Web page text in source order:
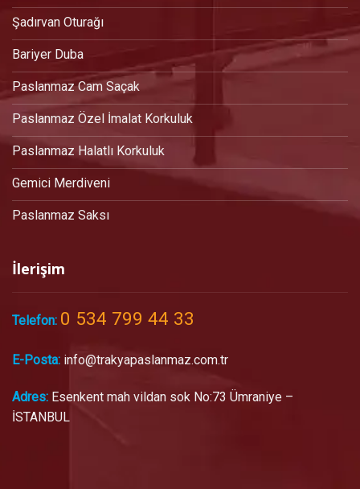
Şadırvan Oturağı
Bariyer Duba
Paslanmaz Cam Saçak
Paslanmaz Özel İmalat Korkuluk
Paslanmaz Halatlı Korkuluk
Gemici Merdiveni
Paslanmaz Saksı
İlerişim
Telefon: 0 534 799 44 33
E-Posta: info@trakyapaslanmaz.com.tr
Adres: Esenkent mah vildan sok No:73 Ümraniye –
İSTANBUL